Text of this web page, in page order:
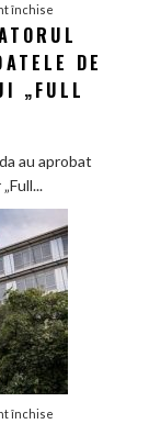
închise
Presat
de
Tesla,
ține
datele
de
siguranță
ale
sistemului
„Full
Self-
Driving”
DE
„FULL
au aprobat
închise